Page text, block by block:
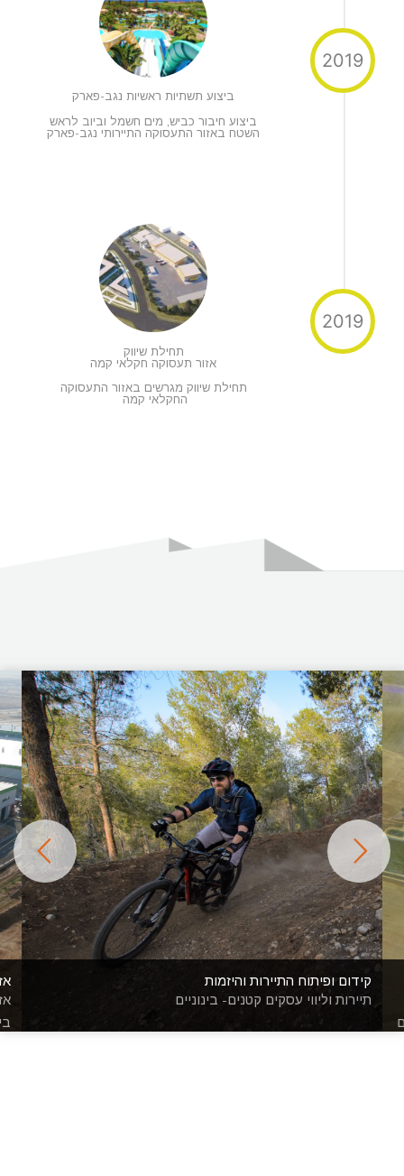
2019
ביצוע תשתיות ראשיות נגב-פארק
ביצוע חיבור כביש, מים חשמל וביוב לראש
השטח באזור התעסוקה התיירותי נגב-פארק
2019
תחילת שיווק
אזור תעסוקה חקלאי קמה
תחילת שיווק מגרשים באזור התעסוקה
החקלאי קמה
קידום ופיתוח התיירות והיזמות
תיירות וליווי עסקים קטנים- בינוניים